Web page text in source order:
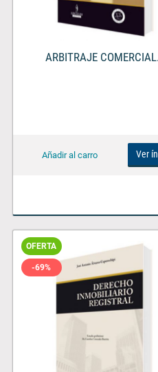
ARBITRAJE
Ver
OFERTA
-69%